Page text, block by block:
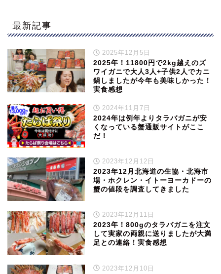
最新記事
2025年12月5日
2025年！11800円で2kg越えのズ
ワイガニで大人3人+子供2人でカニ
鍋しましたが今年も美味しかった！
実食感想
2024年11月7日
2024年は例年よりタラバガニが安
くなっている蟹通販サイトがここ
だ！
2023年12月12日
2023年12月北海道の生協・北海市
場・ホクレン・イトーヨーカドーの
蟹の値段を調査してきました
2023年12月11日
2023年！800gのタラバガニを注文
して実家の両親に送りましたが大満
足との連絡！実食感想
2023年12月10日